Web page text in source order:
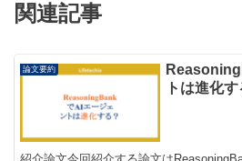
関連記事
論文要約
トは進化す